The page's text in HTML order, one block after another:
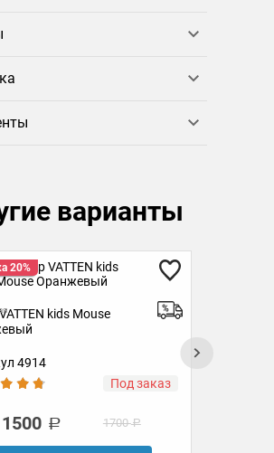
варианты
20%
kids Mouse
4914
Под заказ
1500 1700